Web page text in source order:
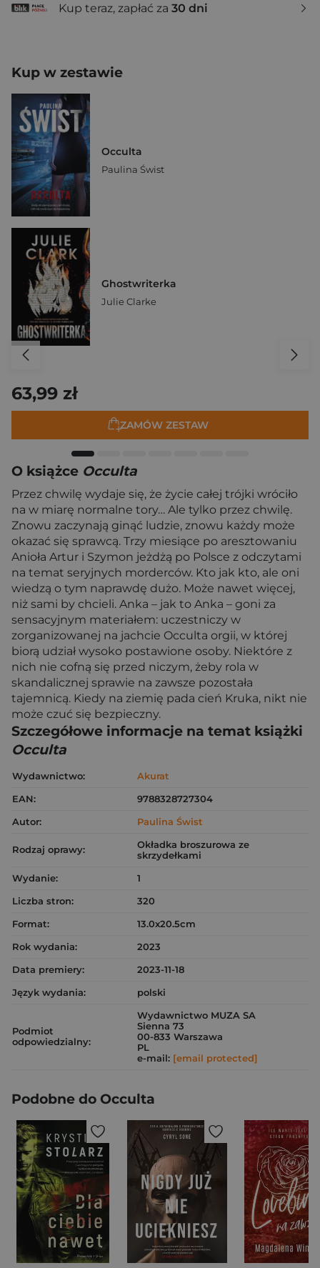
Kup teraz, zapłać za 30 dni
Kup w zestawie
Occulta
Paulina Świst
Ghostwriterka
Julie Clarke
63,99 zł
ZAMÓW ZESTAW
O książce Occulta
Przez chwilę wydaje się, że życie całej trójki wróciło
na w miarę normalne tory… Ale tylko przez chwilę.
Znowu zaczynają ginąć ludzie, znowu każdy może
okazać się sprawcą. Trzy miesiące po aresztowaniu
Anioła Artur i Szymon jeżdżą po Polsce z odczytami
na temat seryjnych morderców. Kto jak kto, ale oni
wiedzą o tym naprawdę dużo. Może nawet więcej,
niż sami by chcieli. Anka – jak to Anka – goni za
sensacyjnym materiałem: uczestniczy w
zorganizowanej na jachcie Occulta orgii, w której
biorą udział wysoko postawione osoby. Niektóre z
nich nie cofną się przed niczym, żeby rola w
skandalicznej sprawie na zawsze pozostała
tajemnicą. Kiedy na ziemię pada cień Kruka, nikt nie
może czuć się bezpieczny.
Szczegółowe informacje na temat książki
Occulta
Wydawnictwo:
Akurat
EAN:
9788328727304
Autor:
Paulina Świst
Rodzaj oprawy:
Okładka broszurowa ze
skrzydełkami
Wydanie:
1
Liczba stron:
320
Format:
13.0x20.5cm
Rok wydania:
2023
Data premiery:
2023-11-18
Język wydania:
polski
Podmiot
odpowiedzialny:
Wydawnictwo MUZA SA
Sienna 73
00-833 Warszawa
PL
e-mail: [email protected]
Podobne do Occulta